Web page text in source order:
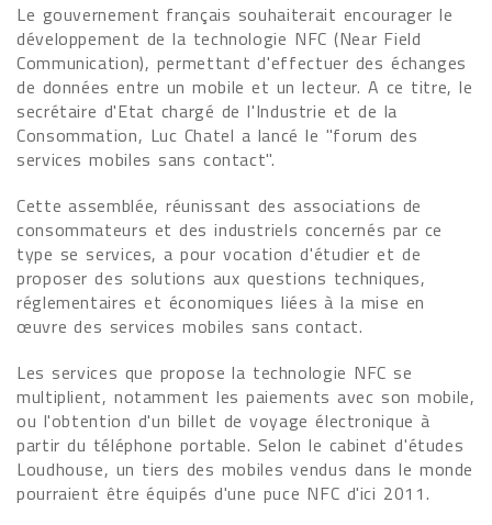
Le gouvernement français souhaiterait encourager le
développement de la technologie NFC (Near Field
Communication), permettant d'effectuer des échanges
de données entre un mobile et un lecteur. A ce titre, le
secrétaire d'Etat chargé de l'Industrie et de la
Consommation, Luc Chatel a lancé le "forum des
services mobiles sans contact".
Cette assemblée, réunissant des associations de
consommateurs et des industriels concernés par ce
type se services, a pour vocation d'étudier et de
proposer des solutions aux questions techniques,
réglementaires et économiques liées à la mise en
œuvre des services mobiles sans contact.
Les services que propose la technologie NFC se
multiplient, notamment les paiements avec son mobile,
ou l'obtention d'un billet de voyage électronique à
partir du téléphone portable. Selon le cabinet d'études
Loudhouse, un tiers des mobiles vendus dans le monde
pourraient être équipés d'une puce NFC d'ici 2011.